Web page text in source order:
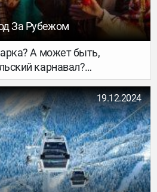
За Рубежом
А может быть,
карнавал?
как можно встретить 2025
Ловите 10 вариантов
главная ночь года.
19.12.2024